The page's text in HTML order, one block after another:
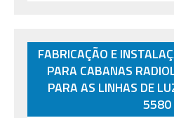
FABRICAÇÃO E
PARA CABANAS
PARA AS LINHAS DE
5580